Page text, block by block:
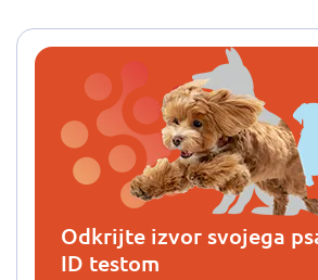
Odkrijte izvor svojega
ID testom